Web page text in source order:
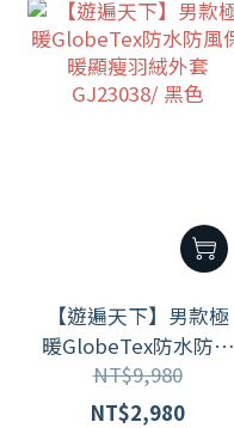
【遊遍天下】男款極
暖GlobeTex防水防風
保暖顯瘦羽絨外套
GJ23038/ 黑色
NT$9,980
NT$2,980